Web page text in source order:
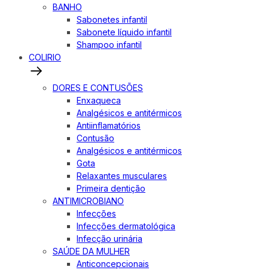
BANHO
Sabonetes infantil
Sabonete líquido infantil
Shampoo infantil
COLIRIO
DORES E CONTUSÕES
Enxaqueca
Analgésicos e antitérmicos
Antiinflamatórios
Contusão
Analgésicos e antitérmicos
Gota
Relaxantes musculares
Primeira dentição
ANTIMICROBIANO
Infecções
Infecções dermatológica
Infecção urinária
SAÚDE DA MULHER
Anticoncepcionais